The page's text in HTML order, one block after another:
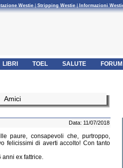
Westie|Stripping Westie| Informazioni
LIBRI TOEL SALUTE FORUM
Amici
Data: 11/07/2018
paure, consapevoli che, purtroppo,
felicissimi di averti accolto! Con tanto
anni ex fattrice.